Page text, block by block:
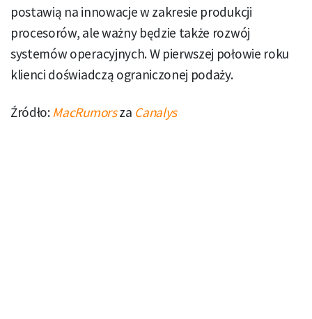
postawią na innowacje w zakresie produkcji
procesorów, ale ważny będzie także rozwój
systemów operacyjnych. W pierwszej połowie roku
klienci doświadczą ograniczonej podaży.
Źródło: MacRumorsza Canalys